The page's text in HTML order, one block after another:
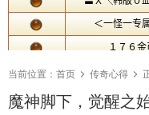
当前位置： 首页 传奇心得
魔神脚下，觉醒之